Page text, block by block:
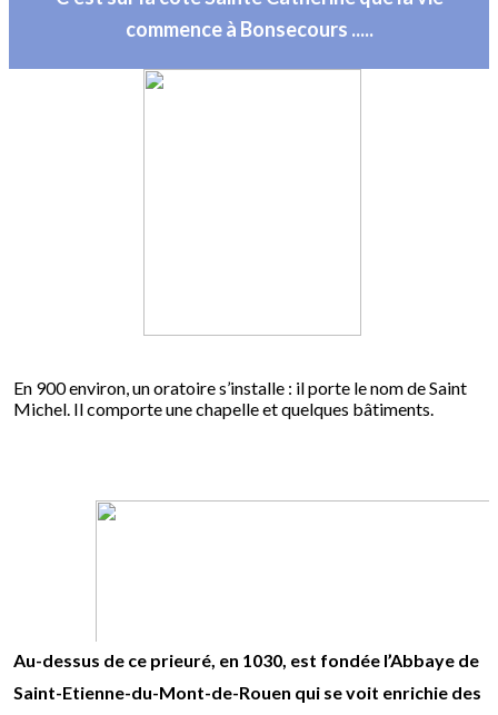
commence à Bonsecours .....
En 900 environ, un oratoire s’installe : il porte le nom de Saint
Michel. Il comporte une chapelle et quelques bâtiments.
Au-dessus de ce prieuré, en 1030, est fondée l’Abbaye de
Saint-Etienne-du-Mont-de-Rouen qui se voit enrichie des